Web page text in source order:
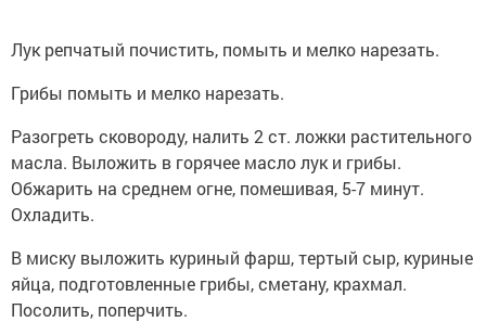
Лук репчатый почистить, помыть и мелко нарезать.
Грибы помыть и мелко нарезать.
Разогреть сковороду, налить 2 ст. ложки растительного
масла. Выложить в горячее масло лук и грибы.
Обжарить на среднем огне, помешивая, 5-7 минут.
Охладить.
В миску выложить куриный фарш, тертый сыр, куриные
яйца, подготовленные грибы, сметану, крахмал.
Посолить, поперчить.